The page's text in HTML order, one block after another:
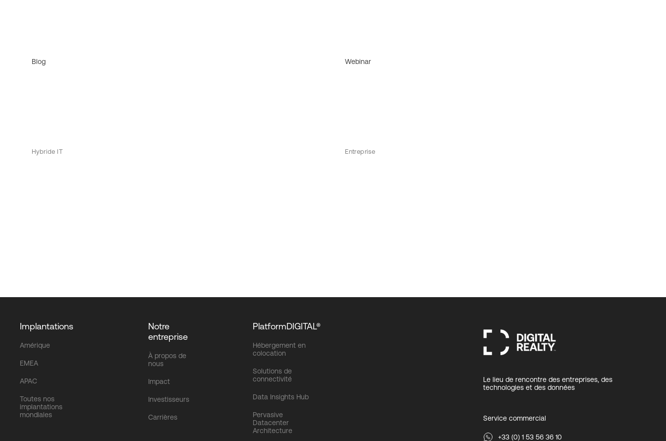
Blog
Hybride IT
Webinar
Entreprise
Implantations
Amérique
EMEA
APAC
Toutes nos
implantations
mondiales
Notre
entreprise
À propos de
nous
Impact
Investisseurs
Carrières
PlatformDIGITAL®
Hébergement en
colocation
Solutions de
connectivité
Data Insights Hub
Pervasive
Datacenter
Architecture
Le lieu de rencontre des entreprises, des
technologies et des données
Service commercial
+33 (0) 1 53 56 36 10